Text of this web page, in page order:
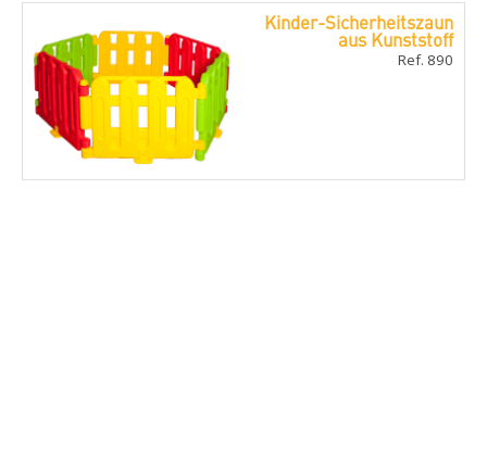
Kinder-Sicherheitszaun
aus Kunststoff
Ref. 890